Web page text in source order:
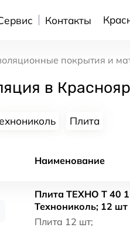
Контакты
покрытия и
в
Плита
Наименование
Плита ТЕХНО Т 40
Технониколь; 12 шт
Плита 12 шт;